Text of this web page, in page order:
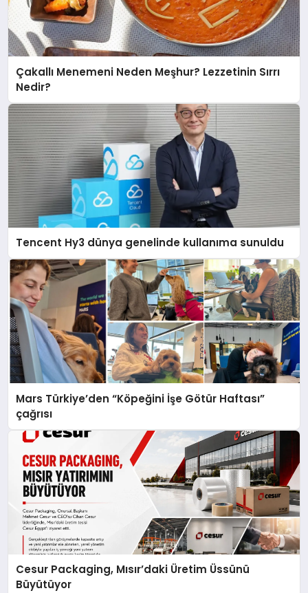
Çakallı Menemeni Neden Meşhur? Lezzetinin Sırrı
Nedir?
Tencent Hy3 dünya genelinde kullanıma sunuldu
Mars Türkiye’den “Köpeğini İşe Götür Haftası”
çağrısı
Cesur Packaging, Mısır’daki Üretim Üssünü
Büyütüyor